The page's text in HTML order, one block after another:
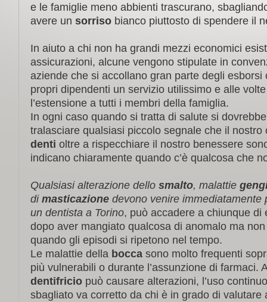
e le famiglie meno abbienti trascurano,
avere un sorrisobianco piuttosto di spendere il
In aiuto a chi non ha grandi mezzi economici
assicurazioni, alcune vengono stipulate in
aziende che si accollano gran parte degli esborsi
propri dipendenti un servizio utilissimo e alle
l’estensione a tutti i membri della famiglia.
In ogni caso quando si tratta di salute si
tralasciare qualsiasi piccolo segnale che il nostro
denti oltre a rispecchiare il nostro benessere
indicano chiaramente quando c’è qualcosa che
Qualsiasi alterazione dello smalto, malattie
di masticazionedevono venire immediatamente
un dentista a Torino, può accadere a chiunque di
dopo aver mangiato qualcosa di anomalo ma
quando gli episodi si ripetono nel tempo.
Le malattie della boccasono molto frequenti
più vulnerabili o durante l’assunzione di farmaci.
dentifriciopuò causare alterazioni, l’uso
sbagliato va corretto da chi è in grado di valutare